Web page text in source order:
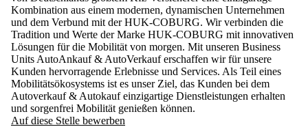
Kombination aus einem modernen, dynamischen Unternehmen
und dem Verbund mit der HUK-COBURG. Wir verbinden die
Tradition und Werte der Marke HUK-COBURG mit innovativen
Lösungen für die Mobilität von morgen. Mit unseren Business
Units AutoAnkauf & AutoVerkauf erschaffen wir für unsere
Kunden hervorragende Erlebnisse und Services. Als Teil eines
Mobilitätsökosystems ist es unser Ziel, das Kunden bei dem
Autoverkauf & Autokauf einzigartige Dienstleistungen erhalten
und sorgenfrei Mobilität genießen können.
Auf diese Stelle bewerben